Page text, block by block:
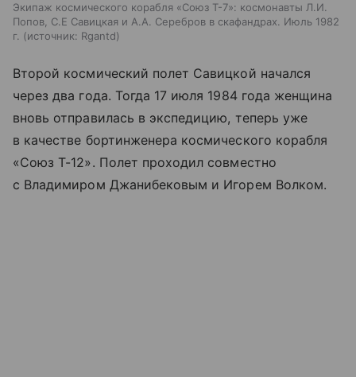
Экипаж космического корабля «Союз Т-7»: космонавты Л.И.
Попов, С.Е Савицкая и А.А. Серебров в скафандрах. Июль 1982
г.
источник: Rgantd
Второй космический полет Савицкой начался
через два года. Тогда 17 июля 1984 года женщина
вновь отправилась в экспедицию, теперь уже
в качестве бортинженера космического корабля
«Союз Т-12». Полет проходил совместно
с Владимиром Джанибековым и Игорем Волком.